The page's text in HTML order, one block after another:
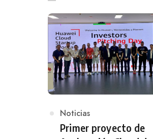
Category
Noticias
Primer proyecto de